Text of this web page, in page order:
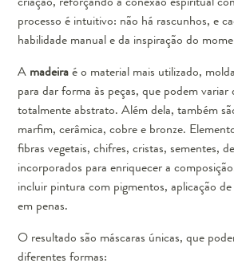
processo é intuitivo: não há rascunhos, e
habilidade manual e da inspiração do
A madeiraé o material mais utilizado,
para dar forma às peças, que podem
totalmente abstrato. Além dela, também
marfim, cerâmica, cobre e bronze.
fibras vegetais, chifres, cristas, sementes,
incorporados para enriquecer a
incluir pintura com pigmentos, aplicação
em penas.
O resultado são máscaras únicas, que
diferentes formas: